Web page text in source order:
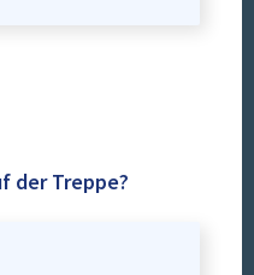
der Treppe?